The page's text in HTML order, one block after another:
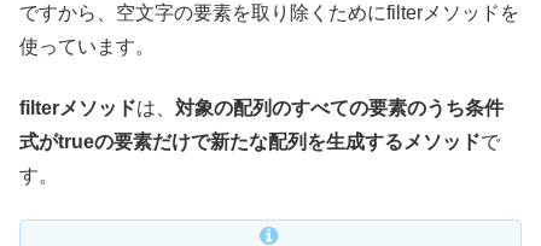
ですから、空文字の要素を取り除くためにfilterメソッドを
使っています。
filterメソッドは、 対象の配列のすべての要素のうち条件
式がtrueの要素だけで新たな配列を生成するメソッドで
す。